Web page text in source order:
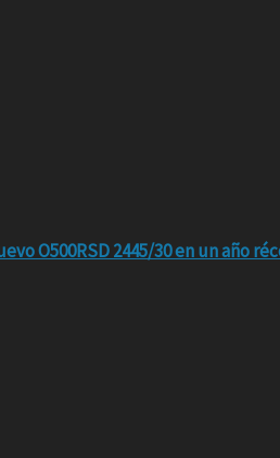
O500RSD 2445/30 en un año